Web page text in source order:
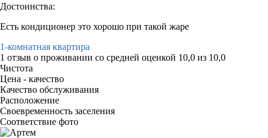
Достоинства:
Есть кондиционер это хорошо при такой жаре
1-комнатная квартира
1 отзыв о проживании со средней оценкой 10,0 из 10,0
Чистота
Цена - качество
Качество обслуживания
Расположение
Своевременность заселения
Соответствие фото